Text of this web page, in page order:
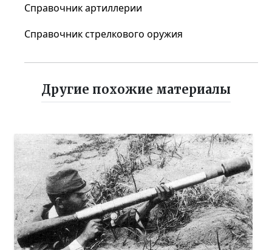
Справочник артиллерии
Справочник стрелкового оружия
Другие похожие материалы